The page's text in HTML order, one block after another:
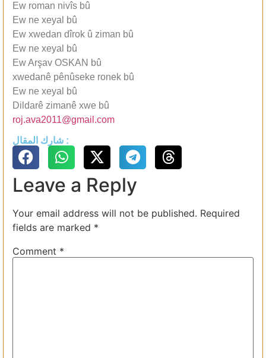
Ew roman nivîs bû
Ew ne xeyal bû
Ew xwedan dîrok û ziman bû
Ew ne xeyal bû
Ew Arşav OSKAN bû
xwedanê pênûseke ronek bû
Ew ne xeyal bû
Dildarê zimanê xwe bû
roj.ava2011@gmail.com
شارك المقال :
Leave a Reply
Your email address will not be published. Required
fields are marked *
Comment *